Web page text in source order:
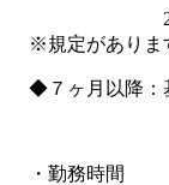
2～6ヵ月
※規定がありま
◆７ヶ月以降：
・勤務時間